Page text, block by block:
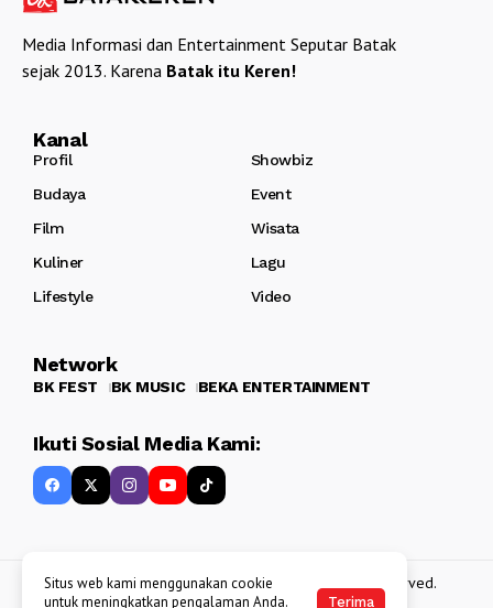
Media Informasi dan Entertainment Seputar Batak
sejak 2013. Karena Batak itu Keren!
Kanal
Profil
Showbiz
Budaya
Event
Film
Wisata
Kuliner
Lagu
Lifestyle
Video
Network
BK FEST BK MUSIC BEKA ENTERTAINMENT
Ikuti Sosial Media Kami:
Copyright 2013 - 2025BATAKKEREN . All rights reserved.
Situs web kami menggunakan cookie
untuk meningkatkan pengalaman Anda.
Terima